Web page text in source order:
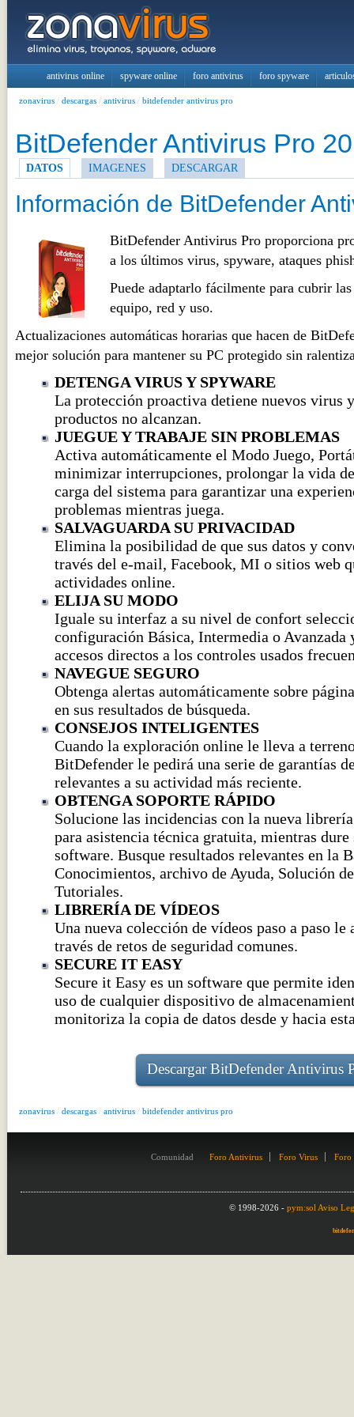
antivirus online spyware online foro antivirus foro spyware
zonavirus / descargas / antivirus / bitdefender antivirus pro
BitDefender Antivirus Pro
DATOS IMAGENES DESCARGAR
Información de BitDefender
BitDefender Antivirus Pro proporciona
a los últimos virus, spyware, ataques
Puede adaptarlo fácilmente para cubrir las
equipo, red y uso.
Actualizaciones automáticas horarias que hacen de
mejor solución para mantener su PC protegido sin
DETENGA VIRUS Y SPYWARE
La protección proactiva detiene nuevos virus
productos no alcanzan.
JUEGUE Y TRABAJE SIN PROBLEMAS
Activa automáticamente el Modo Juego,
minimizar interrupciones, prolongar la vida
carga del sistema para garantizar una
problemas mientras juega.
SALVAGUARDA SU PRIVACIDAD
Elimina la posibilidad de que sus datos y
través del e-mail, Facebook, MI o sitios web
actividades online.
ELIJA SU MODO
Iguale su interfaz a su nivel de confort
configuración Básica, Intermedia o Avanzada
accesos directos a los controles usados
NAVEGUE SEGURO
Obtenga alertas automáticamente sobre
en sus resultados de búsqueda.
CONSEJOS INTELIGENTES
Cuando la exploración online le lleva a
BitDefender le pedirá una serie de garantías
relevantes a su actividad más reciente.
OBTENGA SOPORTE RÁPIDO
Solucione las incidencias con la nueva
para asistencia técnica gratuita, mientras
software. Busque resultados relevantes en la
Conocimientos, archivo de Ayuda, Solución
Tutoriales.
LIBRERÍA DE VÍDEOS
Una nueva colección de vídeos paso a paso le
través de retos de seguridad comunes.
SECURE IT EASY
Secure it Easy es un software que permite
uso de cualquier dispositivo de
monitoriza la copia de datos desde y hacia
Descargar BitDefender Antivirus
zonavirus / descargas / antivirus / bitdefender antivirus pro
Comunidad Foro Antivirus Foro Virus Foro
© 1998-2026 - pym:sol Aviso